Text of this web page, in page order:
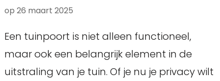
op 26 maart 2025
Een tuinpoort is niet alleen functioneel,
maar ook een belangrijk element in de
uitstraling van je tuin. Of je nu je privacy wilt